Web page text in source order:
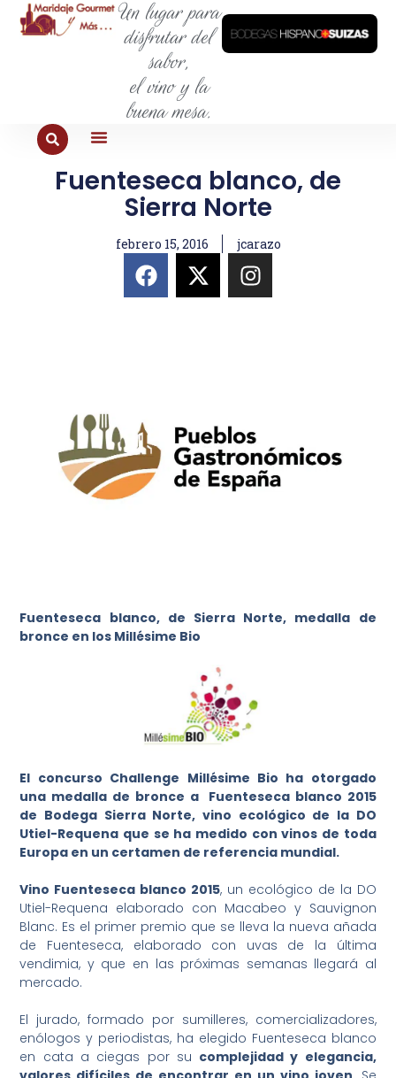
Un lugar para
disfrutar del
sabor,
el vino y la
buena mesa.
Fuenteseca blanco, de
Sierra Norte
febrero 15, 2016 jcarazo
Fuenteseca blanco, de Sierra Norte, medalla de
bronce en los Millésime Bio
El concurso Challenge Millésime Bio ha otorgado
una medalla de bronce a Fuenteseca blanco 2015
de Bodega Sierra Norte, vino ecológico de la DO
Utiel-Requena que se ha medido con vinos de toda
Europa en un certamen de referencia mundial.
Vino Fuenteseca blanco 2015, un ecológico de la DO
Utiel-Requena elaborado con Macabeo y Sauvignon
Blanc. Es el primer premio que se lleva la nueva añada
de Fuenteseca, elaborado con uvas de la última
vendimia, y que en las próximas semanas llegará al
mercado.
El jurado, formado por sumilleres, comercializadores,
enólogos y periodistas, ha elegido Fuenteseca blanco
en cata a ciegas por su complejidad y elegancia,